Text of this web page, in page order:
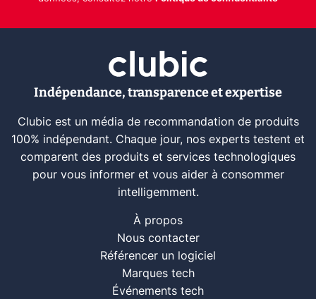
Indépendance, transparence et expertise
Clubic est un média de recommandation de produits
100% indépendant. Chaque jour, nos experts testent et
comparent des produits et services technologiques
pour vous informer et vous aider à consommer
intelligemment.
À propos
Nous contacter
Référencer un logiciel
Marques tech
Événements tech